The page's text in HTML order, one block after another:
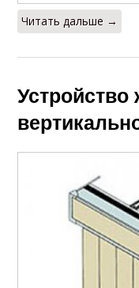
Читать дальше →